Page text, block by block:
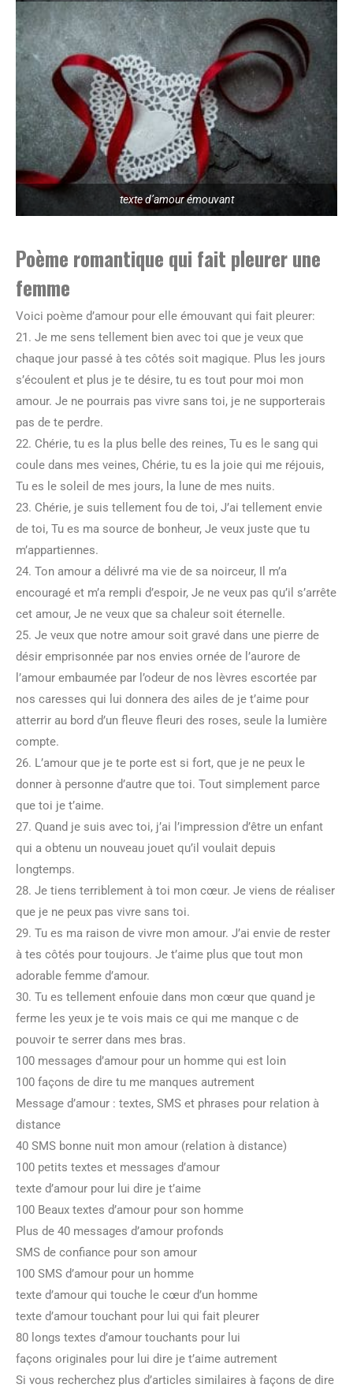
texte d’amour émouvant
Poème romantique qui fait pleurer une
femme
Voici poème d’amour pour elle émouvant qui fait pleurer:
21. Je me sens tellement bien avec toi que je veux que
chaque jour passé à tes côtés soit magique. Plus les jours
s’écoulent et plus je te désire, tu es tout pour moi mon
amour. Je ne pourrais pas vivre sans toi, je ne supporterais
pas de te perdre.
22. Chérie, tu es la plus belle des reines, Tu es le sang qui
coule dans mes veines, Chérie, tu es la joie qui me réjouis,
Tu es le soleil de mes jours, la lune de mes nuits.
23. Chérie, je suis tellement fou de toi, J’ai tellement envie
de toi, Tu es ma source de bonheur, Je veux juste que tu
m’appartiennes.
24. Ton amour a délivré ma vie de sa noirceur, Il m’a
encouragé et m’a rempli d’espoir, Je ne veux pas qu’il s’arrête
cet amour, Je ne veux que sa chaleur soit éternelle.
25. Je veux que notre amour soit gravé dans une pierre de
désir emprisonnée par nos envies ornée de l’aurore de
l’amour embaumée par l’odeur de nos lèvres escortée par
nos caresses qui lui donnera des ailes de je t’aime pour
atterrir au bord d’un fleuve fleuri des roses, seule la lumière
compte.
26. L’amour que je te porte est si fort, que je ne peux le
donner à personne d’autre que toi. Tout simplement parce
que toi je t’aime.
27. Quand je suis avec toi, j’ai l’impression d’être un enfant
qui a obtenu un nouveau jouet qu’il voulait depuis
longtemps.
28. Je tiens terriblement à toi mon cœur. Je viens de réaliser
que je ne peux pas vivre sans toi.
29. Tu es ma raison de vivre mon amour. J’ai envie de rester
à tes côtés pour toujours. Je t’aime plus que tout mon
adorable femme d’amour.
30. Tu es tellement enfouie dans mon cœur que quand je
ferme les yeux je te vois mais ce qui me manque c de
pouvoir te serrer dans mes bras.
100 messages d’amour pour un homme qui est loin
100 façons de dire tu me manques autrement
Message d’amour : textes, SMS et phrases pour relation à
distance
40 SMS bonne nuit mon amour (relation à distance)
100 petits textes et messages d’amour
texte d’amour pour lui dire je t’aime
100 Beaux textes d’amour pour son homme
Plus de 40 messages d’amour profonds
SMS de confiance pour son amour
100 SMS d’amour pour un homme
texte d’amour qui touche le cœur d’un homme
texte d’amour touchant pour lui qui fait pleurer
80 longs textes d’amour touchants pour lui
façons originales pour lui dire je t’aime autrement
Si vous recherchez plus d’articles similaires à façons de dire